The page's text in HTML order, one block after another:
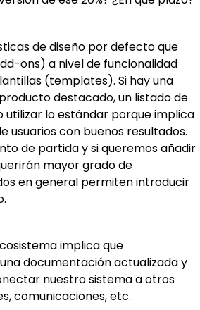
de diseño por defecto que
ons) a nivel de funcionalidad
(templates). Si hay una
destacado, un listado de
utilizar lo estándar porque implica
usuarios con buenos resultados.
de partida y si queremos añadir
mayor grado de
en general permiten introducir
implica que
documentación actualizada y
nuestro sistema a otros
comunicaciones, etc.